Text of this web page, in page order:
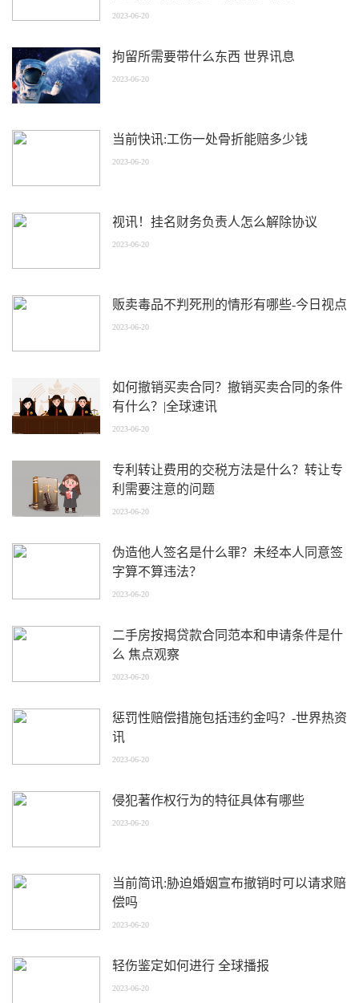
2023-06-20
拘留所需要带什么东西 世界讯息
2023-06-20
当前快讯:工伤一处骨折能赔多少钱
2023-06-20
视讯！挂名财务负责人怎么解除协议
2023-06-20
贩卖毒品不判死刑的情形有哪些-今日视点
2023-06-20
如何撤销买卖合同？撤销买卖合同的条件
有什么？|全球速讯
2023-06-20
专利转让费用的交税方法是什么？转让专
利需要注意的问题
2023-06-20
伪造他人签名是什么罪？未经本人同意签
字算不算违法？
2023-06-20
二手房按揭贷款合同范本和申请条件是什
么 焦点观察
2023-06-20
惩罚性赔偿措施包括违约金吗？-世界热资
讯
2023-06-20
侵犯著作权行为的特征具体有哪些
2023-06-20
当前简讯:胁迫婚姻宣布撤销时可以请求赔
偿吗
2023-06-20
轻伤鉴定如何进行 全球播报
2023-06-20